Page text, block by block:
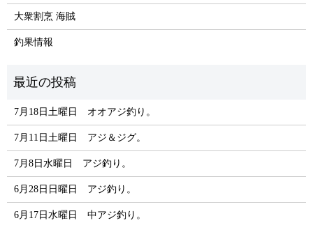
大衆割烹 海賊
釣果情報
7月18日土曜日 オオアジ釣り。
7月11日土曜日 アジ＆ジグ。
7月8日水曜日 アジ釣り。
6月28日日曜日 アジ釣り。
6月17日水曜日 中アジ釣り。